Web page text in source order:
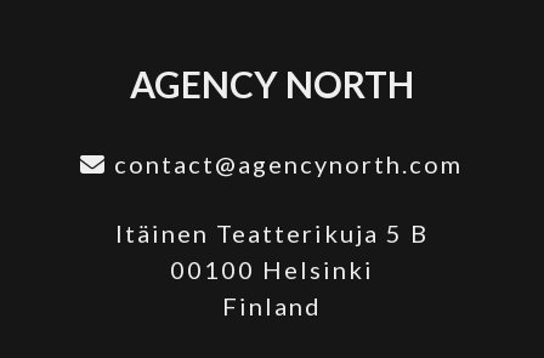
AGENCY NORTH
contact@agencynorth.com
Itäinen Teatterikuja 5 B
00100 Helsinki
Finland